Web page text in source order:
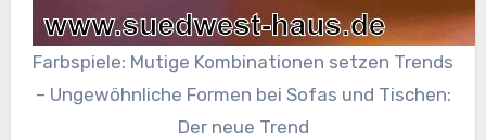
Farbspiele: Mutige Kombinationen setzen Trends
– Ungewöhnliche Formen bei Sofas und Tischen:
Der neue Trend